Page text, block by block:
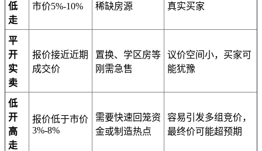
低
走
市价5%-10%
稀缺房源
真实买家
平
开
实
卖
报价接近近期
成交价
置换、学区房等
刚需急售
议价空间小，买家可
能犹豫
低
开
高
走
报价低于市价
3%-8%
需要快速回笼资
金或制造热点
容易引发多组竞价，
最终价可能超预期